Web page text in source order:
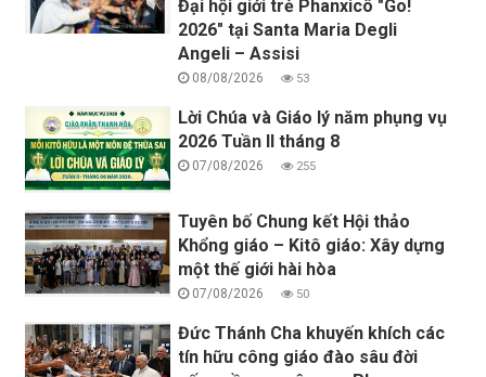
Đại hội giới trẻ Phanxicô "Go!
2026" tại Santa Maria Degli
Angeli – Assisi
08/08/2026 53
Lời Chúa và Giáo lý năm phụng vụ
2026 Tuần II tháng 8
07/08/2026 255
Tuyên bố Chung kết Hội thảo
Khổng giáo – Kitô giáo: Xây dựng
một thế giới hài hòa
07/08/2026 50
Đức Thánh Cha khuyến khích các
tín hữu công giáo đào sâu đời